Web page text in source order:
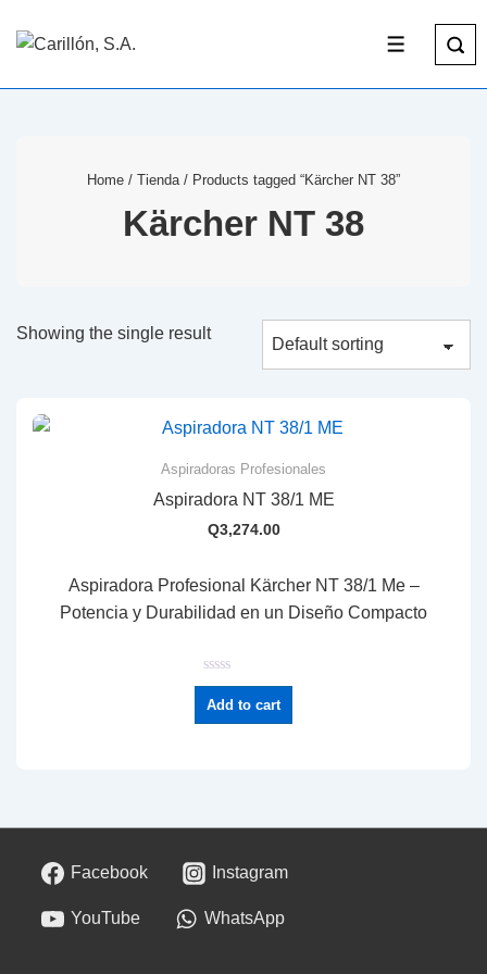
Home / Tienda/ Products tagged “Kärcher NT 38”
Kärcher NT 38
Showing the single result
Aspiradoras Profesionales
Aspiradora NT 38/1 ME
Q3,274.00
Aspiradora Profesional Kärcher NT 38/1 Me –
Potencia y Durabilidad en un Diseño Compacto
R
a
t
e
f
Add to cart
Facebook Instagram
YouTube WhatsApp